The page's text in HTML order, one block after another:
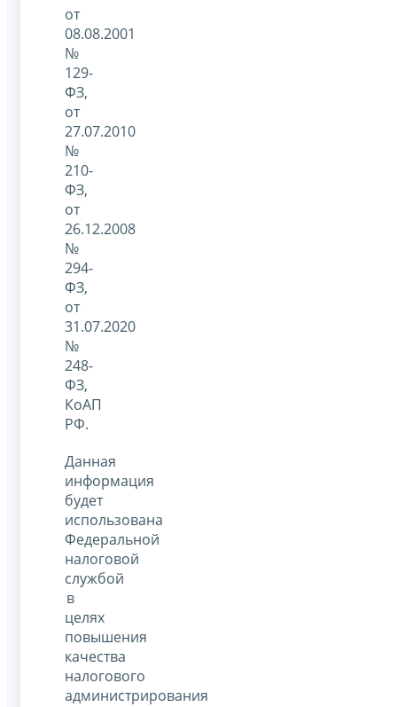
от
08.08.2001
№
129-
ФЗ,
от
27.07.2010
№
210-
ФЗ,
от
26.12.2008
№
294-
ФЗ,
от
31.07.2020
№
248-
ФЗ,
КоАП
РФ.
Данная
информация
будет
использована
Федеральной
налоговой
службой
в
целях
повышения
качества
налогового
администрирования